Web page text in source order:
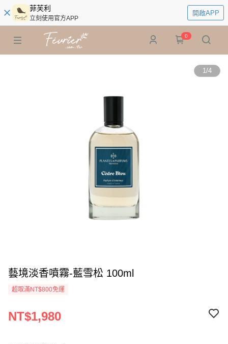
菲芙利
立刻使用官方APP
開啟APP
0
1/4
藝境淡香噴霧-藍雪松 100ml
超取滿NT$800免運
NT$1,980